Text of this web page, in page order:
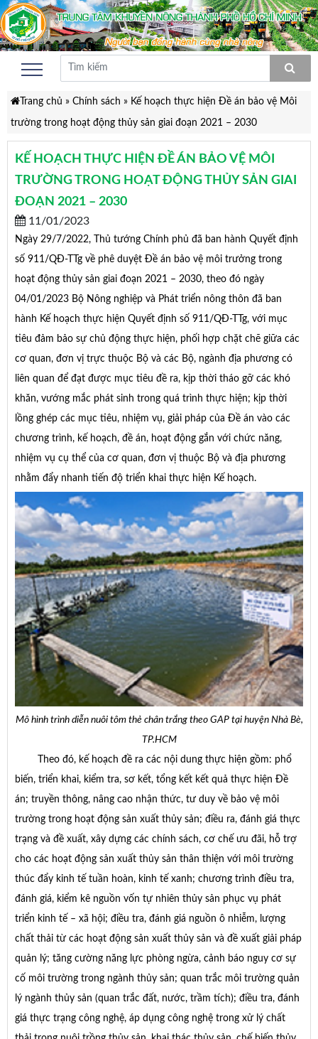
Trang chủ » Chính sách » Kế hoạch thực hiện Đề án bảo vệ Môi
trường trong hoạt động thủy sản giai đoạn 2021 – 2030
KẾ HOẠCH THỰC HIỆN ĐỀ ÁN BẢO VỆ MÔI
TRƯỜNG TRONG HOẠT ĐỘNG THỦY SẢN GIAI
ĐOẠN 2021 – 2030
11/01/2023
Ngày 29/7/2022, Thủ tướng Chính phủ đã ban hành Quyết định
số 911/QĐ-TTg về phê duyệt Đề án bảo vệ môi trưởng trong
hoạt động thủy sản giai đoạn 2021 – 2030, theo đó ngày
04/01/2023 Bộ Nông nghiệp và Phát triển nông thôn đã ban
hành Kế hoạch thực hiện Quyết định số 911/QĐ-TTg, với mục
tiêu đảm bảo sự chủ động thực hiện, phối hợp chặt chẽ giữa các
cơ quan, đơn vị trực thuộc Bộ và các Bộ, ngành địa phương có
liên quan để đạt được mục tiêu đề ra, kịp thời tháo gỡ các khó
khăn, vướng mắc phát sinh trong quá trình thực hiện; kịp thời
lồng ghép các mục tiêu, nhiệm vụ, giải pháp của Đề án vào các
chương trình, kế hoạch, đề án, hoạt động gắn với chức năng,
nhiệm vụ cụ thể của cơ quan, đơn vị thuộc Bộ và địa phương
nhằm đẩy nhanh tiến độ triển khai thực hiện Kế hoạch.
Mô hình trình diễn nuôi tôm thẻ chân trắng theo GAP tại huyện Nhà Bè,
TP.HCM
Theo đó, kế hoạch đề ra các nội dung thực hiện gồm: phổ
biến, triển khai, kiểm tra, sơ kết, tổng kết kết quả thực hiện Đề
án; truyền thông, nâng cao nhận thức, tư duy về bảo vệ môi
trường trong hoạt động sản xuất thủy sản; điều ra, đánh giá thực
trạng và đề xuất, xây dựng các chính sách, cơ chế ưu đãi, hỗ trợ
cho các hoạt động sản xuất thủy sản thân thiện với môi trường
thúc đẩy kinh tế tuần hoàn, kinh tế xanh; chương trình điều tra,
đánh giá, kiểm kê nguồn vốn tự nhiên thủy sản phục vụ phát
triển kinh tế – xã hội; điều tra, đánh giá nguồn ô nhiễm, lượng
chất thải từ các hoạt động sản xuất thủy sản và đề xuất giải pháp
quản lý; tăng cường năng lực phòng ngừa, cảnh báo nguy cơ sự
cố môi trường trong ngành thủy sản; quan trắc môi trường quản
lý ngành thủy sản (quan trắc đất, nước, trầm tích); điều tra, đánh
giá thực trạng công nghệ, áp dụng công nghệ trong xử lý chất